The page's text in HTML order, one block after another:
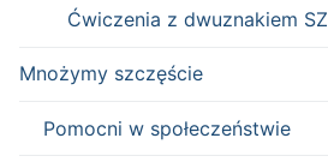
Ćwiczenia z dwuznakiem SZ
Mnożymy szczęście
Pomocni w społeczeństwie